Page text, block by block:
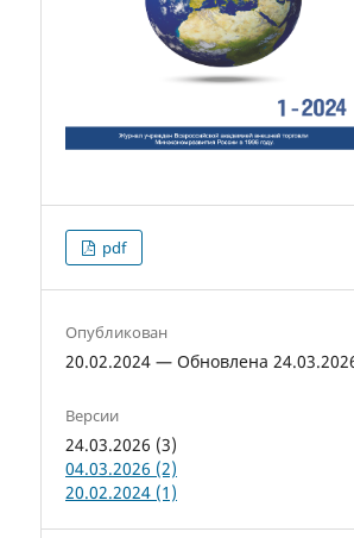
pdf
Опубликован
20.02.2024 — Обновлена
Версии
24.03.2026 (3)
04.03.2026 (2)
20.02.2024 (1)